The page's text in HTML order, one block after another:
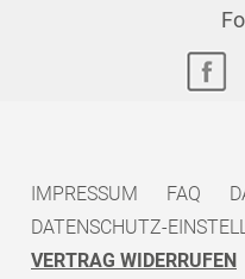
IMPRESSUM FAQ
DATENSCHUTZ-
VERTRAG WIDERRUFEN